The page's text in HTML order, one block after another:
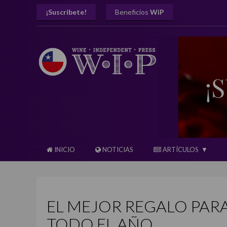
¡Suscribete! Beneficios WiP
INICIO NOTICIAS ARTÍCULOS
EL MEJOR REGALO